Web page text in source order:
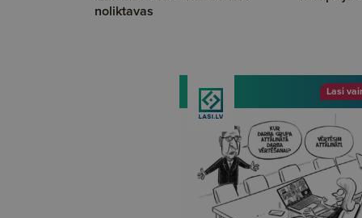
noliktavas